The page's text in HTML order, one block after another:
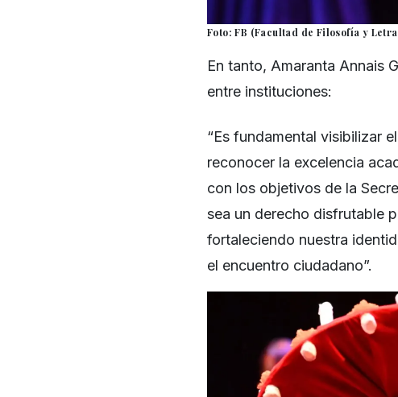
Foto: FB (Facultad de Filosofía y
En tanto, Amaranta Annais
entre instituciones:
“Es fundamental visibilizar
reconocer la excelencia
con los objetivos de la
sea un derecho disfrutable
fortaleciendo nuestra
el encuentro ciudadano”.